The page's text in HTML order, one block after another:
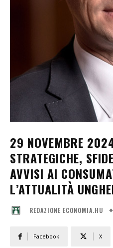
29 NOVEMBRE
STRATEGICHE,
AVVISI AI
L’ATTUALITÀ
REDAZIONE ECONOMIA.HU
Facebook X